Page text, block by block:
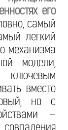
его
самый
легкий
механизма
модели,
ключевым
вместо
но с
–